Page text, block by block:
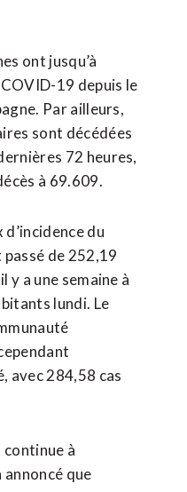
ont jusqu’à
19 depuis le
Par ailleurs,
sont décédées
72 heures,
à 69.609.
du
de 252,19
y a une semaine à
lundi. Le
avec 284,58 cas
continue à
que